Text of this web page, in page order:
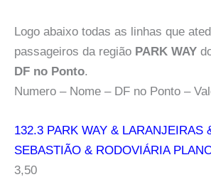
Logo abaixo todas as linhas que
passageiros da região PARK WAY
DF no Ponto.
Numero – Nome – DF no Ponto –
132.3 PARK WAY & LARANJEIRAS
SEBASTIÃO & RODOVIÁRIA
3,50